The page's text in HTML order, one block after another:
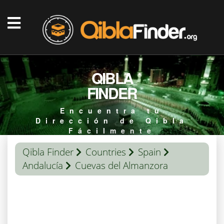
QIBLA
FINDER
Encuentra tu
Dirección de Qibla
Fácilmente
Qibla Finder Countries
Spain
Andalucía
Cuevas del Almanzora